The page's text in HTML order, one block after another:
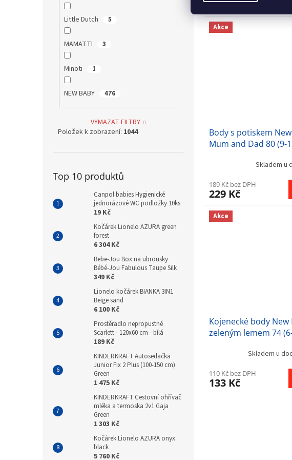
Little Dutch 5
MAMATTI 3
Minoti 1
NEW BABY 476
VYMAZAT FILTRY
Položek k zobrazení: 1044
Top 10 produktů
Canpol babies Hygienické
jednorázové WC podložky 10ks
19 Kč
Kočárek Lionelo AZURA green
forest
6 304 Kč
Bebe-Jou Box na ubrousky
Bébé-Jou Fabulous Taupe Silk
349 Kč
Lionelo kočárek BIANKA 3IN1
Beige sand
6 100 Kč
Prostěradlo nepropustné
Scarlett - 120x60 cm - bílá
189 Kč
KINDERKRAFT Autosedačka
Junior Fix 2 Plus (100-150 cm)
Green
1 475 Kč
KINDERKRAFT Cestovní ohřívač
mléka a termoska 2v1 Gaja
Green
1 303 Kč
Kočárek Lionelo AZURA onyx
black
5 760 Kč
246 Kč
Akce
Body s potiskem
Mum and Dad 80 (9-
Skladem u
189 Kč bez DPH
229 Kč
Akce
Kojenecké body New
zeleným lemem 74
Skladem u
110 Kč bez DPH
133 Kč